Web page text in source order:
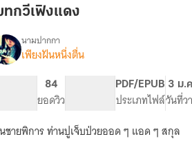
ทกวีเฟิงแดง
เรื่อง
กวี
บน
เฟิง
แดง
นามปากกา
เพียงฝันหนึ่งตื่น
84
ยอดวิว
PDF/EPUB
ประเภทไฟล์
3 ม.
วันที่ว
ชายพิการ ท่านปูเจ็บป่วยออด ๆ แอด ๆ สกุล